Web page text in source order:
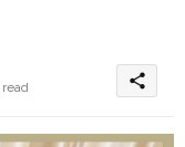
share